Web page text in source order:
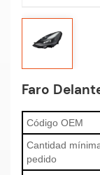
Faro
Código OEM
Cantidad
pedido